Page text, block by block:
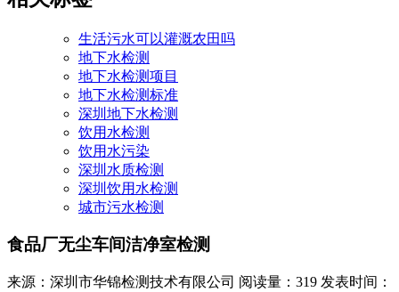
生活污水可以灌溉农田吗
地下水检测
地下水检测项目
地下水检测标准
深圳地下水检测
饮用水检测
饮用水污染
深圳水质检测
深圳饮用水检测
城市污水检测
食品厂无尘车间洁净室检测
来源：深圳市华锦检测技术有限公司 阅读量：319 发表时间：